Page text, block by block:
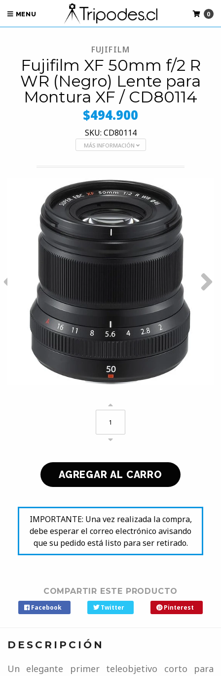
MENU 0
FUJIFILM
Fujifilm XF 50mm f/2 R
WR (Negro) Lente para
Montura XF / CD80114
$494.900
SKU: CD80114
MÁS INFORMACIÓN
IMPORTANTE: Una vez realizada la compra,
debe esperar el correo electrónico avisando
que su pedido está listo para ser retirado.
COMPARTIR ESTE PRODUCTO
Facebook Twitter Pinterest
DESCRIPCIÓN
Un elegante primer teleobjetivo corto para